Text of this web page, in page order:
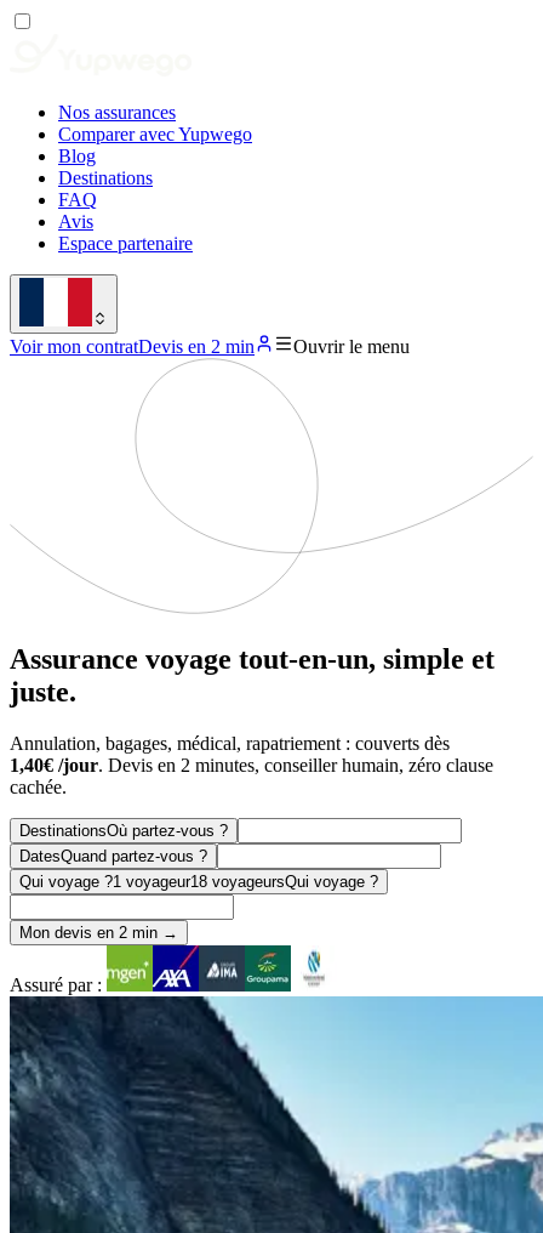
Nos assurances
Comparer avec Yupwego
Blog
Destinations
FAQ
Avis
Espace partenaire
Voir mon contratDevis en 2 min Ouvrir le menu
Assurance voyage tout-en-un, simple et
juste.
Annulation, bagages, médical, rapatriement : couverts dès
1,40€ /jour. Devis en 2 minutes, conseiller humain, zéro clause
cachée.
DestinationsOù partez-vous ?
DatesQuand partez-vous ?
Qui voyage ?1 voyageur18 voyageursQui voyage ?
Mon devis en 2 min →
Assuré par :